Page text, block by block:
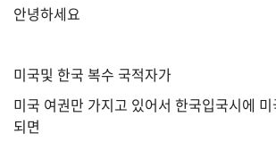
체
이
민/
비
자
안녕하세요
미국및 한국 복수 국적자가
미국 여권만 가지고 있어서 한국입국시에
되면